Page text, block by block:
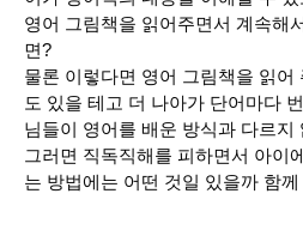
영어 그림책을 읽어주면서 계속해
면?
물론 이렇다면 영어 그림책을 읽어
도 있을 테고 더 나아가 단어마다
님들이 영어를 배운 방식과 다르지
그러면 직독직해를 피하면서 아이
는 방법에는 어떤 것일 있을까 함